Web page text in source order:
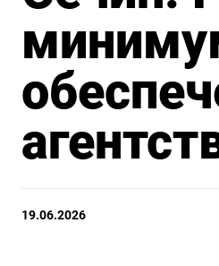
19.06.2026